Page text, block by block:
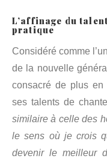
L’affinage du
pratique
Considéré comme
de la nouvelle
consacré de plus en
ses talents de
similaire à celle des
le sens où je crois
devenir le meilleur